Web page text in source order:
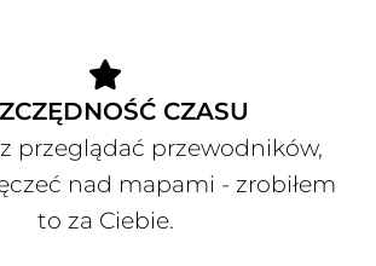
CZASU
przeglądać przewodników,
nad mapami - zrobiłem
to za Ciebie.